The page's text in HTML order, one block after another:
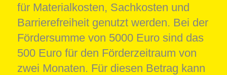
für Materialkosten, Sachkosten und
Barrierefreiheit genutzt werden. Bei der
Fördersumme von 5000 Euro sind das
500 Euro für den Förderzeitraum von
zwei Monaten. Für diesen Betrag kann